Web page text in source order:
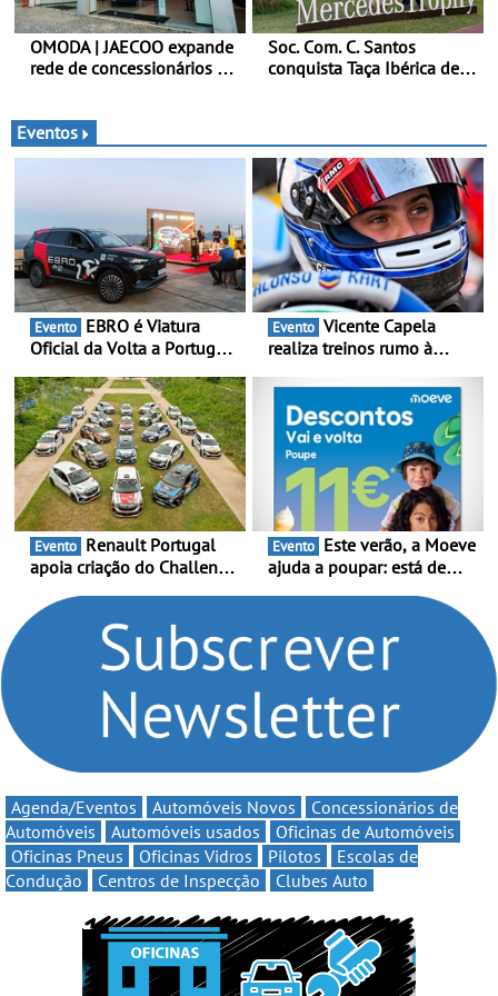
OMODA | JAECOO expande
rede de concessionários -
bom ritmo
Soc. Com. C. Santos
conquista Taça Ibérica de
Eventos
Evento
Oficial da Volta a Portugal
presença nacional ao lado
da mítica prova de ciclismo
e leva a sua gama SUV
multi-energia às estradas
de Portugal
Evento
realiza treinos rumo à
Portugal Karting e mira boa
estreia - O Campeonato
Portugal Karting 2026
decorre entre 1 de Março e
6 de Setembro
Evento
apoia criação do Challenge
compromisso com o
automobilismo nacional
continua em 2026
Evento
ajuda a poupar: está de
Volta” com descontos de
Agenda/Eventos Automóveis Novos
Concessionários de
Automóveis
Automóveis usados
Oficinas de Automóveis
Oficinas Pneus
Oficinas Vidros Pilotos
Escolas de
Condução
Centros de Inspecção Clubes Auto